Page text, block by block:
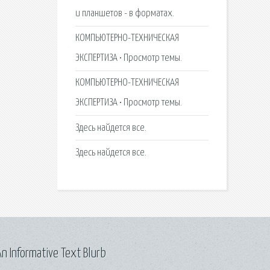
и планшетов - в форматах.
КОМПЬЮТЕРНО-ТЕХНИЧЕСКАЯ
ЭКСПЕРТИЗА • Просмотр темы.
КОМПЬЮТЕРНО-ТЕХНИЧЕСКАЯ
ЭКСПЕРТИЗА • Просмотр темы.
Здесь найдется все.
Здесь найдется все.
Informative Text Blurb